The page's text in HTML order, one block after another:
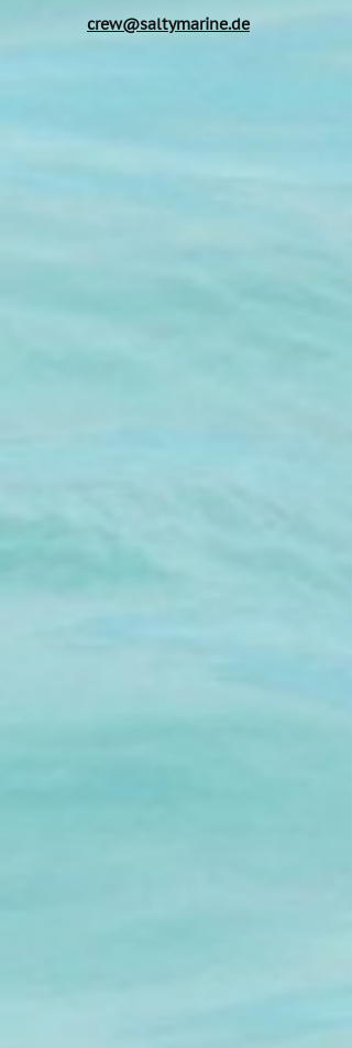
crew@saltymarine.de